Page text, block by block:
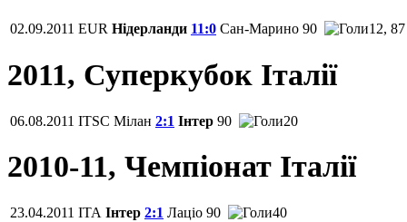
02.09.2011 EUR Нідерланди 11:0 Сан-Марино 90 12, 87
2011, Суперкубок Італії
06.08.2011 ITSC Мілан 2:1 Інтер 90 20
2010-11, Чемпіонат Італії
23.04.2011 ITA Інтер 2:1 Лаціо 90 40